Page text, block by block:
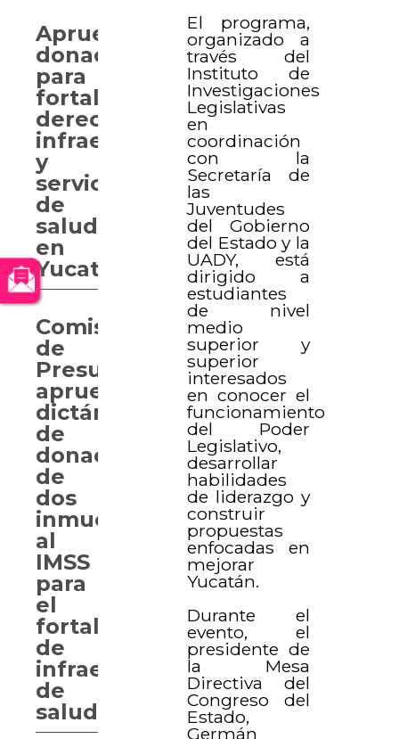
El programa,
organizado a
través del
Instituto de
Investigaciones
Legislativas
en
coordinación
con la
Secretaría de
las
Juventudes
del Gobierno
del Estado y la
UADY, está
dirigido a
estudiantes
de nivel
medio
superior y
superior
interesados
en conocer el
funcionamiento
del Poder
Legislativo,
desarrollar
habilidades
de liderazgo y
construir
propuestas
enfocadas en
mejorar
Yucatán.
Durante el
evento, el
presidente de
la Mesa
Directiva del
Congreso del
Estado,
Germán
Aprueban
donaciones
para
fortalecer
derechos,
infraestructura
y
servicios
de
salud
en
Yucatán
Comisión
de
Presupuesto
aprueba
dictámenes
de
donación
de
dos
inmuebles
al
IMSS
para
el
fortalecimiento
de
infraestructura
de
salud